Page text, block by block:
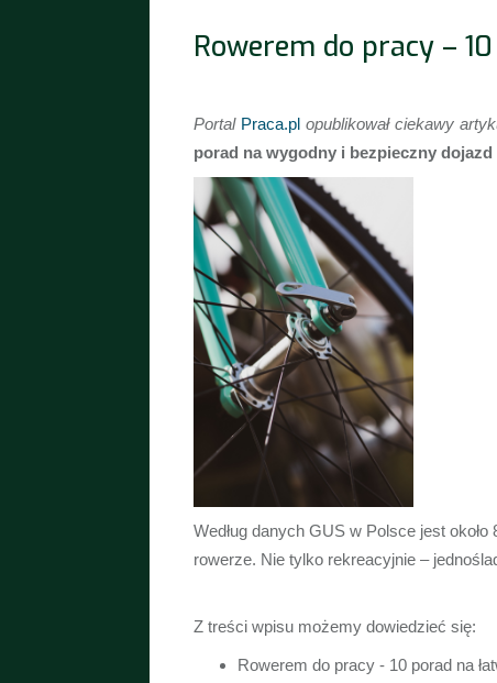
Rowerem do pracy –
Portal Praca.plopublikował ciekawy
porad na wygodny i bezpieczny dojazd
Według danych GUS w Polsce jest
rowerze. Nie tylko rekreacyjnie –
Z treści wpisu możemy dowiedzieć się:
Rowerem do pracy - 10 porad na